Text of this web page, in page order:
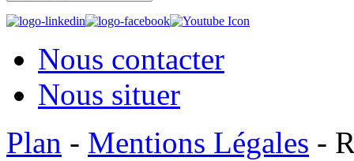
Nous contacter
Nous situer
Plan - Mentions Légales -